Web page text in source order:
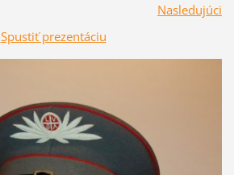
Nasledujúci
Spustiť prezentáciu